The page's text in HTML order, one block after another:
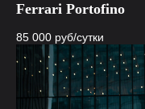
Ferrari Portofino
85 000 руб/сутки